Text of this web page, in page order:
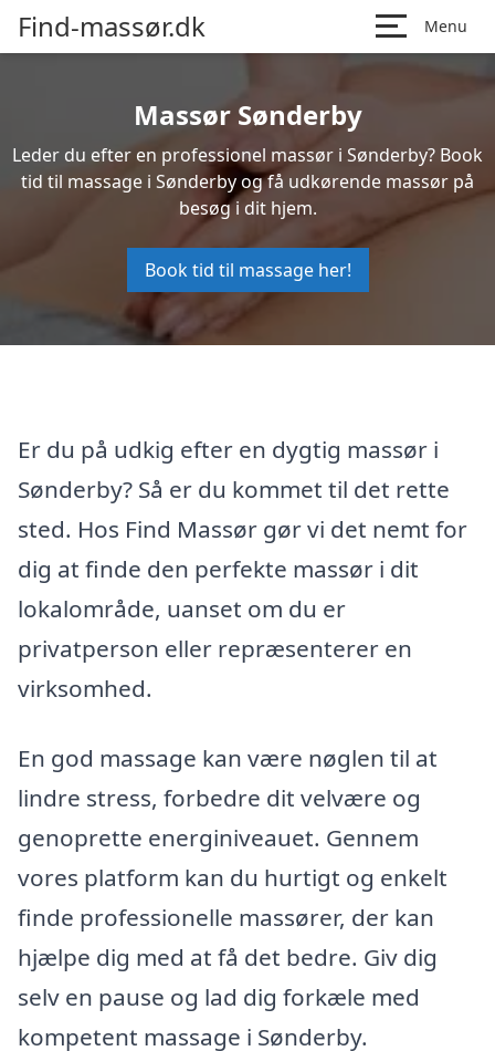
Find-massør.dk Menu
Massør Sønderby
Leder du efter en professionel massør i Sønderby? Book
tid til massage i Sønderby og få udkørende massør på
besøg i dit hjem.
Book tid til massage her!
Er du på udkig efter en dygtig massør i
Sønderby? Så er du kommet til det rette
sted. Hos Find Massør gør vi det nemt for
dig at finde den perfekte massør i dit
lokalområde, uanset om du er
privatperson eller repræsenterer en
virksomhed.
En god massage kan være nøglen til at
lindre stress, forbedre dit velvære og
genoprette energiniveauet. Gennem
vores platform kan du hurtigt og enkelt
finde professionelle massører, der kan
hjælpe dig med at få det bedre. Giv dig
selv en pause og lad dig forkæle med
kompetent massage i Sønderby.